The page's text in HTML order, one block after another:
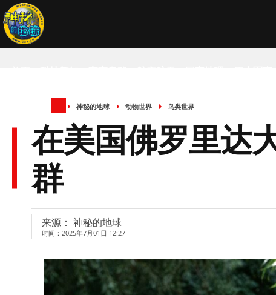
首页 科技新知 宇宙奥秘 航空航天 国家地理 历史军事
SCIENCE NEWS
神秘的地球 动物世界 鸟类世界
在美国佛罗里达
群
来源： 神秘的地球
时间：2025年7月01日 12:27